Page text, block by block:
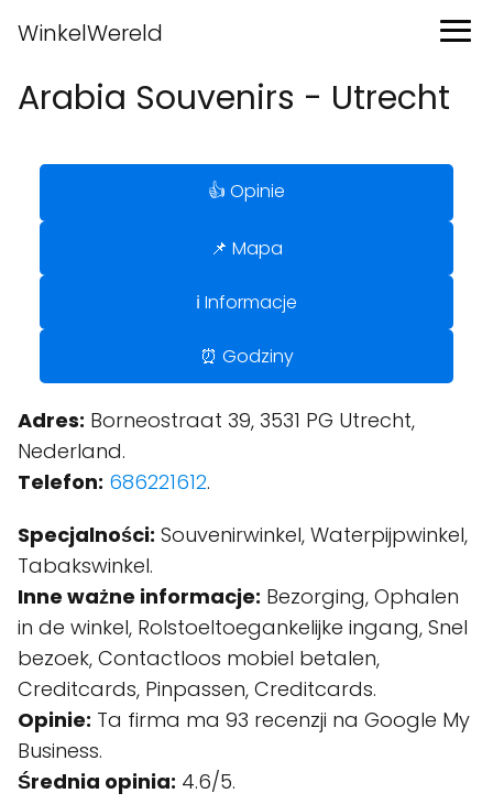
WinkelWereld
Arabia Souvenirs - Utrecht
👍 Opinie
📌 Mapa
ℹ️ Informacje
⏰ Godziny
Adres: Borneostraat 39, 3531 PG Utrecht,
Nederland.
Telefon: 686221612.
Specjalności: Souvenirwinkel, Waterpijpwinkel,
Tabakswinkel.
Inne ważne informacje: Bezorging, Ophalen
in de winkel, Rolstoeltoegankelijke ingang, Snel
bezoek, Contactloos mobiel betalen,
Creditcards, Pinpassen, Creditcards.
Opinie: Ta firma ma 93 recenzji na Google My
Business.
Średnia opinia: 4.6/5.